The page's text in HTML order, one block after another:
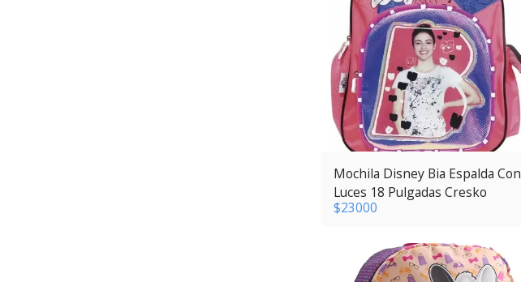
Mochila Disney Bia Espalda Con
Luces 18 Pulgadas Cresko
$23000